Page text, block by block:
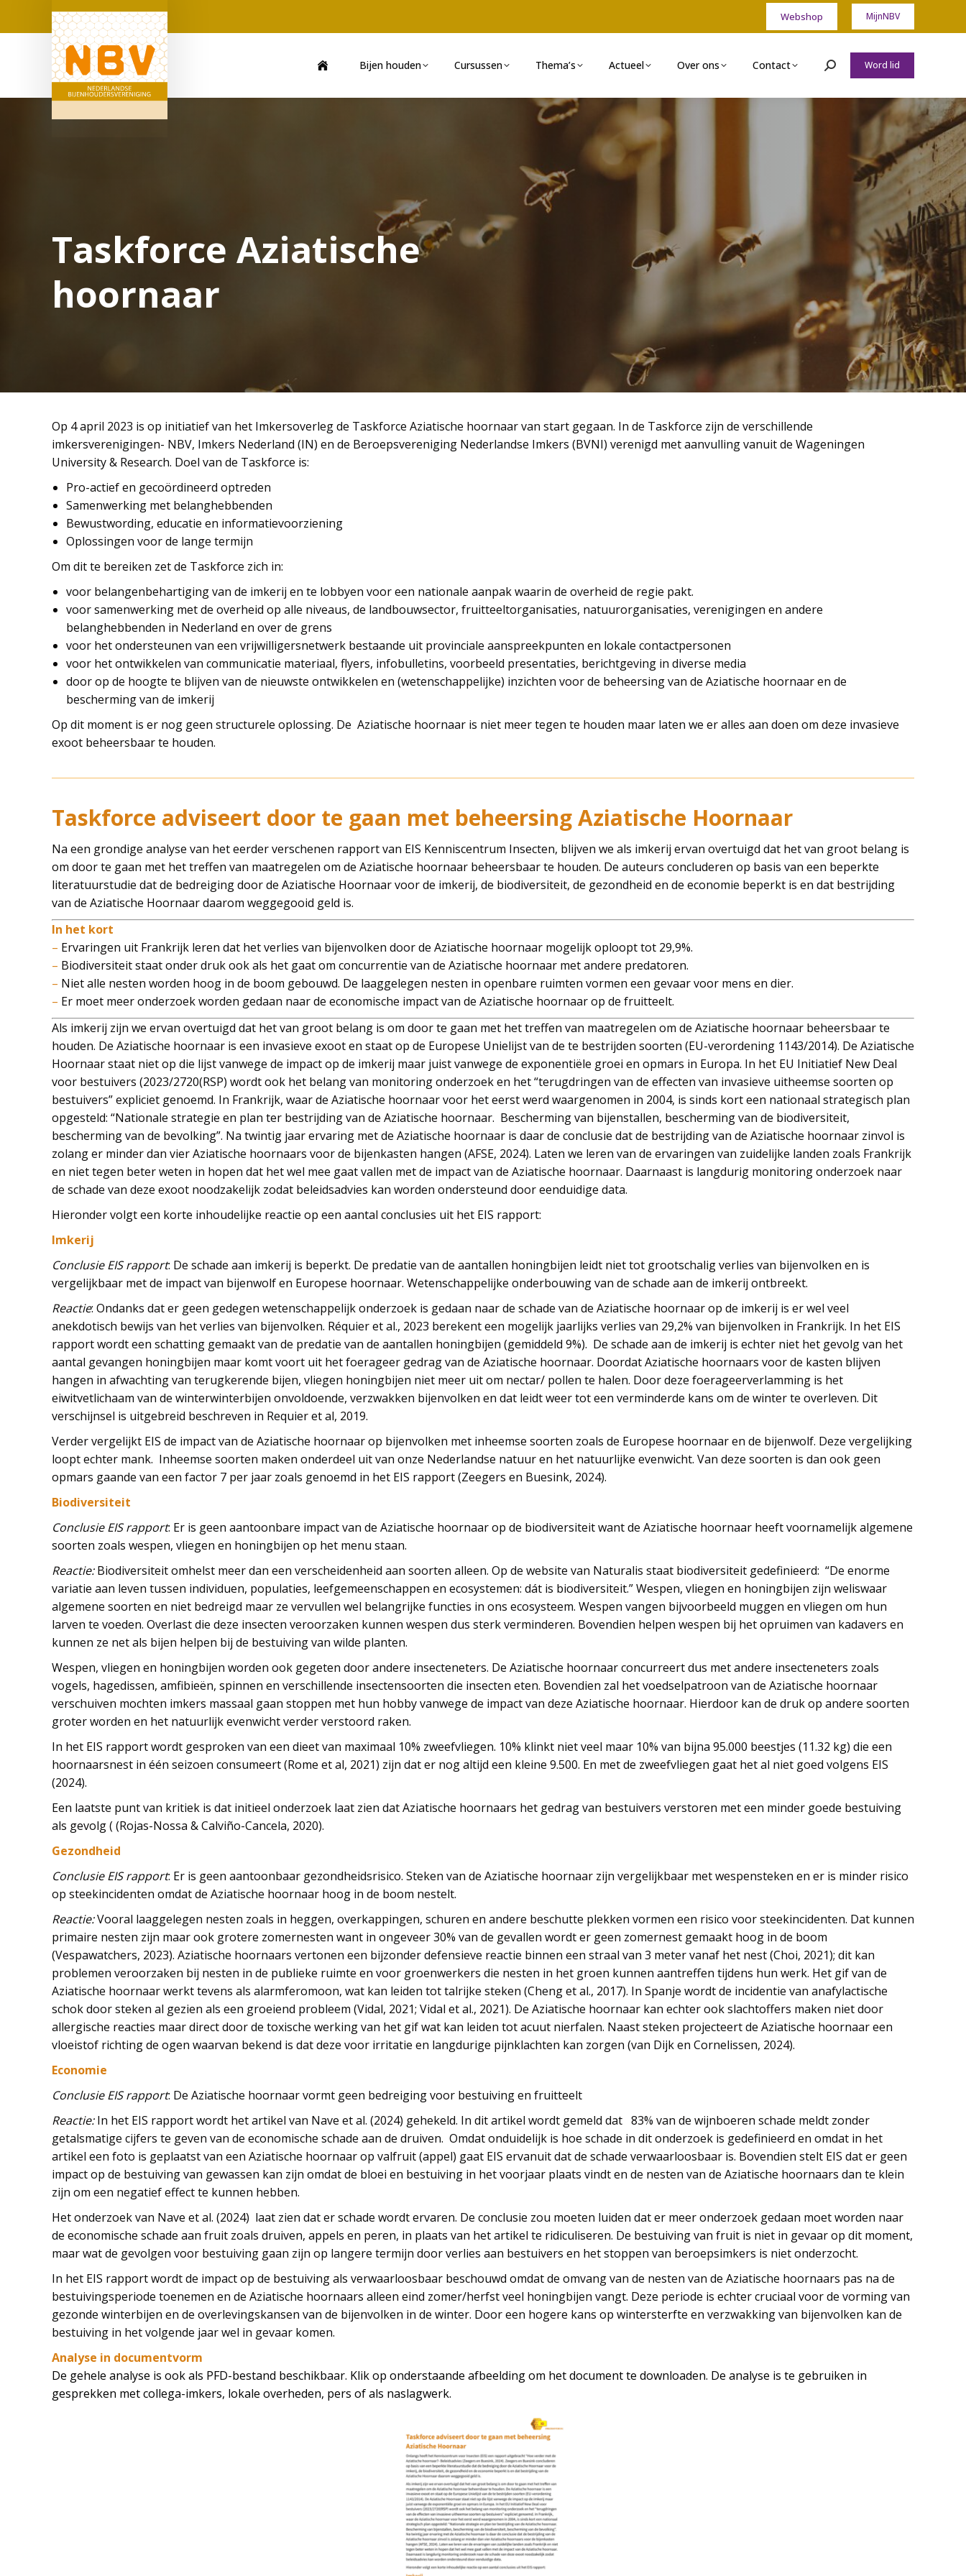
Webshop MijnNBV
Bijen houden Cursussen Thema’s Actueel Over ons Contact Zoeken:Word lid
Taskforce Aziatische
hoornaar
Op 4 april 2023 is op initiatief van het Imkersoverleg de Taskforce Aziatische hoornaar van start gegaan. In de Taskforce zijn de verschillende
imkersverenigingen- NBV, Imkers Nederland (IN) en de Beroepsvereniging Nederlandse Imkers (BVNI) verenigd met aanvulling vanuit de Wageningen
University & Research. Doel van de Taskforce is:
Pro-actief en gecoördineerd optreden
Samenwerking met belanghebbenden
Bewustwording, educatie en informatievoorziening
Oplossingen voor de lange termijn
Om dit te bereiken zet de Taskforce zich in:
voor belangenbehartiging van de imkerij en te lobbyen voor een nationale aanpak waarin de overheid de regie pakt.
voor samenwerking met de overheid op alle niveaus, de landbouwsector, fruitteeltorganisaties, natuurorganisaties, verenigingen en andere
belanghebbenden in Nederland en over de grens
voor het ondersteunen van een vrijwilligersnetwerk bestaande uit provinciale aanspreekpunten en lokale contactpersonen
voor het ontwikkelen van communicatie materiaal, flyers, infobulletins, voorbeeld presentaties, berichtgeving in diverse media
door op de hoogte te blijven van de nieuwste ontwikkelen en (wetenschappelijke) inzichten voor de beheersing van de Aziatische hoornaar en de
bescherming van de imkerij
Op dit moment is er nog geen structurele oplossing. De Aziatische hoornaar is niet meer tegen te houden maar laten we er alles aan doen om deze invasieve
exoot beheersbaar te houden.
Taskforce adviseert door te gaan met beheersing Aziatische Hoornaar
Na een grondige analyse van het eerder verschenen rapport van EIS Kenniscentrum Insecten, blijven we als imkerij ervan overtuigd dat het van groot belang is
om door te gaan met het treffen van maatregelen om de Aziatische hoornaar beheersbaar te houden. De auteurs concluderen op basis van een beperkte
literatuurstudie dat de bedreiging door de Aziatische Hoornaar voor de imkerij, de biodiversiteit, de gezondheid en de economie beperkt is en dat bestrijding
van de Aziatische Hoornaar daarom weggegooid geld is.
In het kort
– Ervaringen uit Frankrijk leren dat het verlies van bijenvolken door de Aziatische hoornaar mogelijk oploopt tot 29,9%.
– Biodiversiteit staat onder druk ook als het gaat om concurrentie van de Aziatische hoornaar met andere predatoren.
– Niet alle nesten worden hoog in de boom gebouwd. De laaggelegen nesten in openbare ruimten vormen een gevaar voor mens en dier.
– Er moet meer onderzoek worden gedaan naar de economische impact van de Aziatische hoornaar op de fruitteelt.
Als imkerij zijn we ervan overtuigd dat het van groot belang is om door te gaan met het treffen van maatregelen om de Aziatische hoornaar beheersbaar te
houden. De Aziatische hoornaar is een invasieve exoot en staat op de Europese Unielijst van de te bestrijden soorten (EU-verordening 1143/2014). De Aziatische
Hoornaar staat niet op die lijst vanwege de impact op de imkerij maar juist vanwege de exponentiële groei en opmars in Europa. In het EU Initiatief New Deal
voor bestuivers (2023/2720(RSP) wordt ook het belang van monitoring onderzoek en het “terugdringen van de effecten van invasieve uitheemse soorten op
bestuivers” expliciet genoemd. In Frankrijk, waar de Aziatische hoornaar voor het eerst werd waargenomen in 2004, is sinds kort een nationaal strategisch plan
opgesteld: “Nationale strategie en plan ter bestrijding van de Aziatische hoornaar. Bescherming van bijenstallen, bescherming van de biodiversiteit,
bescherming van de bevolking”. Na twintig jaar ervaring met de Aziatische hoornaar is daar de conclusie dat de bestrijding van de Aziatische hoornaar zinvol is
zolang er minder dan vier Aziatische hoornaars voor de bijenkasten hangen (AFSE, 2024). Laten we leren van de ervaringen van zuidelijke landen zoals Frankrijk
en niet tegen beter weten in hopen dat het wel mee gaat vallen met de impact van de Aziatische hoornaar. Daarnaast is langdurig monitoring onderzoek naar
de schade van deze exoot noodzakelijk zodat beleidsadvies kan worden ondersteund door eenduidige data.
Hieronder volgt een korte inhoudelijke reactie op een aantal conclusies uit het EIS rapport:
Imkerij
Conclusie EIS rapport: De schade aan imkerij is beperkt. De predatie van de aantallen honingbijen leidt niet tot grootschalig verlies van bijenvolken en is
vergelijkbaar met de impact van bijenwolf en Europese hoornaar. Wetenschappelijke onderbouwing van de schade aan de imkerij ontbreekt.
Reactie: Ondanks dat er geen gedegen wetenschappelijk onderzoek is gedaan naar de schade van de Aziatische hoornaar op de imkerij is er wel veel
anekdotisch bewijs van het verlies van bijenvolken. Réquier et al., 2023 berekent een mogelijk jaarlijks verlies van 29,2% van bijenvolken in Frankrijk. In het EIS
rapport wordt een schatting gemaakt van de predatie van de aantallen honingbijen (gemiddeld 9%). De schade aan de imkerij is echter niet het gevolg van het
aantal gevangen honingbijen maar komt voort uit het foerageer gedrag van de Aziatische hoornaar. Doordat Aziatische hoornaars voor de kasten blijven
hangen in afwachting van terugkerende bijen, vliegen honingbijen niet meer uit om nectar/ pollen te halen. Door deze foerageerverlamming is het
eiwitvetlichaam van de winterwinterbijen onvoldoende, verzwakken bijenvolken en dat leidt weer tot een verminderde kans om de winter te overleven. Dit
verschijnsel is uitgebreid beschreven in Requier et al, 2019.
Verder vergelijkt EIS de impact van de Aziatische hoornaar op bijenvolken met inheemse soorten zoals de Europese hoornaar en de bijenwolf. Deze vergelijking
loopt echter mank. Inheemse soorten maken onderdeel uit van onze Nederlandse natuur en het natuurlijke evenwicht. Van deze soorten is dan ook geen
opmars gaande van een factor 7 per jaar zoals genoemd in het EIS rapport (Zeegers en Buesink, 2024).
Biodiversiteit
Conclusie EIS rapport: Er is geen aantoonbare impact van de Aziatische hoornaar op de biodiversiteit want de Aziatische hoornaar heeft voornamelijk algemene
soorten zoals wespen, vliegen en honingbijen op het menu staan.
Reactie:Biodiversiteit omhelst meer dan een verscheidenheid aan soorten alleen. Op de website van Naturalis staat biodiversiteit gedefinieerd: “De enorme
variatie aan leven tussen individuen, populaties, leefgemeenschappen en ecosystemen: dát is biodiversiteit.” Wespen, vliegen en honingbijen zijn weliswaar
algemene soorten en niet bedreigd maar ze vervullen wel belangrijke functies in ons ecosysteem. Wespen vangen bijvoorbeeld muggen en vliegen om hun
larven te voeden. Overlast die deze insecten veroorzaken kunnen wespen dus sterk verminderen. Bovendien helpen wespen bij het opruimen van kadavers en
kunnen ze net als bijen helpen bij de bestuiving van wilde planten.
Wespen, vliegen en honingbijen worden ook gegeten door andere insecteneters. De Aziatische hoornaar concurreert dus met andere insecteneters zoals
vogels, hagedissen, amfibieën, spinnen en verschillende insectensoorten die insecten eten. Bovendien zal het voedselpatroon van de Aziatische hoornaar
verschuiven mochten imkers massaal gaan stoppen met hun hobby vanwege de impact van deze Aziatische hoornaar. Hierdoor kan de druk op andere soorten
groter worden en het natuurlijk evenwicht verder verstoord raken.
In het EIS rapport wordt gesproken van een dieet van maximaal 10% zweefvliegen. 10% klinkt niet veel maar 10% van bijna 95.000 beestjes (11.32 kg) die een
hoornaarsnest in één seizoen consumeert (Rome et al, 2021) zijn dat er nog altijd een kleine 9.500. En met de zweefvliegen gaat het al niet goed volgens EIS
(2024).
Een laatste punt van kritiek is dat initieel onderzoek laat zien dat Aziatische hoornaars het gedrag van bestuivers verstoren met een minder goede bestuiving
als gevolg ( (Rojas-Nossa & Calviño-Cancela, 2020).
Gezondheid
Conclusie EIS rapport: Er is geen aantoonbaar gezondheidsrisico. Steken van de Aziatische hoornaar zijn vergelijkbaar met wespensteken en er is minder risico
op steekincidenten omdat de Aziatische hoornaar hoog in de boom nestelt.
Reactie:Vooral laaggelegen nesten zoals in heggen, overkappingen, schuren en andere beschutte plekken vormen een risico voor steekincidenten. Dat kunnen
primaire nesten zijn maar ook grotere zomernesten want in ongeveer 30% van de gevallen wordt er geen zomernest gemaakt hoog in de boom
(Vespawatchers, 2023). Aziatische hoornaars vertonen een bijzonder defensieve reactie binnen een straal van 3 meter vanaf het nest (Choi, 2021); dit kan
problemen veroorzaken bij nesten in de publieke ruimte en voor groenwerkers die nesten in het groen kunnen aantreffen tijdens hun werk. Het gif van de
Aziatische hoornaar werkt tevens als alarmferomoon, wat kan leiden tot talrijke steken (Cheng et al., 2017). In Spanje wordt de incidentie van anafylactische
schok door steken al gezien als een groeiend probleem (Vidal, 2021; Vidal et al., 2021). De Aziatische hoornaar kan echter ook slachtoffers maken niet door
allergische reacties maar direct door de toxische werking van het gif wat kan leiden tot acuut nierfalen. Naast steken projecteert de Aziatische hoornaar een
vloeistof richting de ogen waarvan bekend is dat deze voor irritatie en langdurige pijnklachten kan zorgen (van Dijk en Cornelissen, 2024).
Economie
Conclusie EIS rapport: De Aziatische hoornaar vormt geen bedreiging voor bestuiving en fruitteelt
Reactie:In het EIS rapport wordt het artikel van Nave et al. (2024) gehekeld. In dit artikel wordt gemeld dat 83% van de wijnboeren schade meldt zonder
getalsmatige cijfers te geven van de economische schade aan de druiven. Omdat onduidelijk is hoe schade in dit onderzoek is gedefinieerd en omdat in het
artikel een foto is geplaatst van een Aziatische hoornaar op valfruit (appel) gaat EIS ervanuit dat de schade verwaarloosbaar is. Bovendien stelt EIS dat er geen
impact op de bestuiving van gewassen kan zijn omdat de bloei en bestuiving in het voorjaar plaats vindt en de nesten van de Aziatische hoornaars dan te klein
zijn om een negatief effect te kunnen hebben.
Het onderzoek van Nave et al. (2024) laat zien dat er schade wordt ervaren. De conclusie zou moeten luiden dat er meer onderzoek gedaan moet worden naar
de economische schade aan fruit zoals druiven, appels en peren, in plaats van het artikel te ridiculiseren. De bestuiving van fruit is niet in gevaar op dit moment,
maar wat de gevolgen voor bestuiving gaan zijn op langere termijn door verlies aan bestuivers en het stoppen van beroepsimkers is niet onderzocht.
In het EIS rapport wordt de impact op de bestuiving als verwaarloosbaar beschouwd omdat de omvang van de nesten van de Aziatische hoornaars pas na de
bestuivingsperiode toenemen en de Aziatische hoornaars alleen eind zomer/herfst veel honingbijen vangt. Deze periode is echter cruciaal voor de vorming van
gezonde winterbijen en de overlevingskansen van de bijenvolken in de winter. Door een hogere kans op wintersterfte en verzwakking van bijenvolken kan de
bestuiving in het volgende jaar wel in gevaar komen.
Analyse in documentvorm
De gehele analyse is ook als PFD-bestand beschikbaar. Klik op onderstaande afbeelding om het document te downloaden. De analyse is te gebruiken in
gesprekken met collega-imkers, lokale overheden, pers of als naslagwerk.